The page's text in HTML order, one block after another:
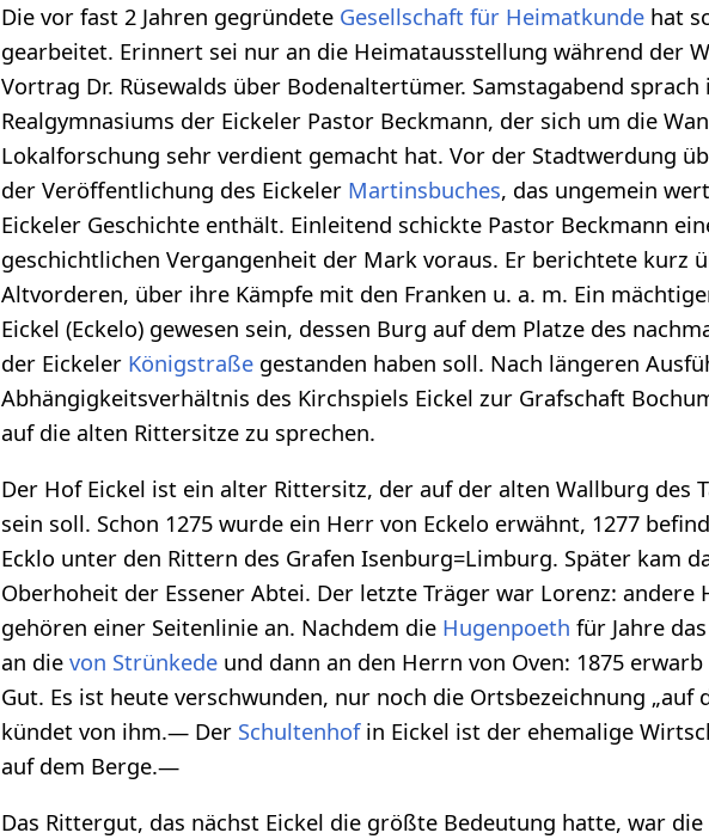
Die vor fast 2 Jahren gegründete Gesellschaft für Heimatkunde hat
gearbeitet. Erinnert sei nur an die Heimatausstellung während der
Vortrag Dr. Rüsewalds über Bodenaltertümer. Samstagabend sprach
Realgymnasiums der Eickeler Pastor Beckmann, der sich um die
Lokalforschung sehr verdient gemacht hat. Vor der Stadtwerdung
der Veröffentlichung des Eickeler Martinsbuches, das ungemein
Eickeler Geschichte enthält. Einleitend schickte Pastor Beckmann
geschichtlichen Vergangenheit der Mark voraus. Er berichtete kurz
Altvorderen, über ihre Kämpfe mit den Franken u. a. m. Ein
Eickel (Eckelo) gewesen sein, dessen Burg auf dem Platze des
der Eickeler Königstraße gestanden haben soll. Nach längeren
Abhängigkeitsverhältnis des Kirchspiels Eickel zur Grafschaft
auf die alten Rittersitze zu sprechen.
Der Hof Eickel ist ein alter Rittersitz, der auf der alten Wallburg des
sein soll. Schon 1275 wurde ein Herr von Eckelo erwähnt, 1277
Ecklo unter den Rittern des Grafen Isenburg=Limburg. Später kam
Oberhoheit der Essener Abtei. Der letzte Träger war Lorenz: andere
gehören einer Seitenlinie an. Nachdem die Hugenpoeth für Jahre
an dievon Strünkede und dann an den Herrn von Oven: 1875
Gut. Es ist heute verschwunden, nur noch die Ortsbezeichnung „auf
kündet von ihm.— Der Schultenhofin Eickel ist der ehemalige
auf dem Berge.—
Das Rittergut, das nächst Eickel die größte Bedeutung hatte, war die